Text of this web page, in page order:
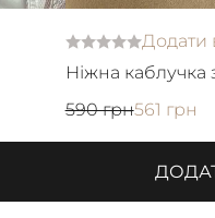
Додати
Ніжна каблучка
590 грн561 грн